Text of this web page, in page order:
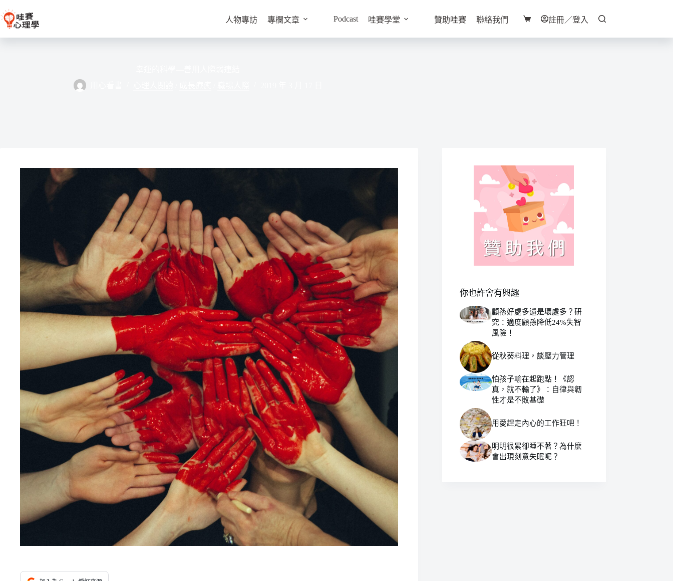
至
主
人物專訪 專欄文章 Podcast 哇賽學堂 贊助哇賽 聯絡我們
購
物
註冊／登入
你也許會有興趣
顧孫好處多還是壞處多？研
究：適度顧孫降低24%失智
風險！
從秋葵料理，談壓力管理
怕孩子輸在起跑點！《認
真，就不輸了》：自律與韌
性才是不敗基礎
用愛趕走內心的工作狂吧！
明明很累卻睡不著？為什麼
會出現刻意失眠呢？